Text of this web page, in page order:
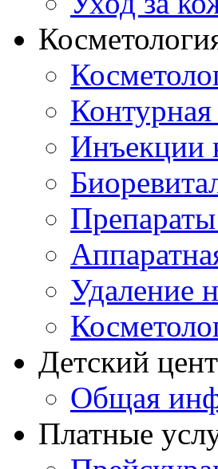
Контурная
Инъекции
Удаление
Детский
Общая
Платные